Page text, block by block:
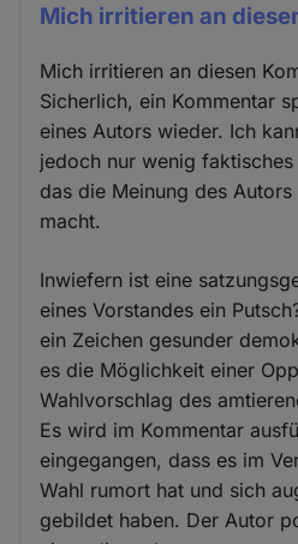
Mich irritieren an
Mich irritieren an diesen
Sicherlich, ein Kommentar
eines Autors wieder. Ich
jedoch nur wenig faktisches
das die Meinung des
macht.
Inwiefern ist eine
eines Vorstandes ein
ein Zeichen gesunder
es die Möglichkeit einer
Wahlvorschlag des
Es wird im Kommentar
eingegangen, dass es im
Wahl rumort hat und sich
gebildet haben. Der Autor